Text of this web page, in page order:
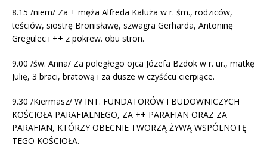
8.15 /niem/ Za + męża Alfreda Kałuża w r. śm., rodziców,
teściów, siostrę Bronisławę, szwagra Gerharda, Antoninę
Gregulec i ++ z pokrew. obu stron.
9.00 /św. Anna/ Za poległego ojca Józefa Bzdok w r. ur., matkę
Julię, 3 braci, bratową i za dusze w czyśćcu cierpiące.
9.30 /Kiermasz/ W INT. FUNDATORÓW I BUDOWNICZYCH
KOŚCIOŁA PARAFIALNEGO, ZA ++ PARAFIAN ORAZ ZA
PARAFIAN, KTÓRZY OBECNIE TWORZĄ ŻYWĄ WSPÓLNOTĘ
TEGO KOŚCIOŁA.